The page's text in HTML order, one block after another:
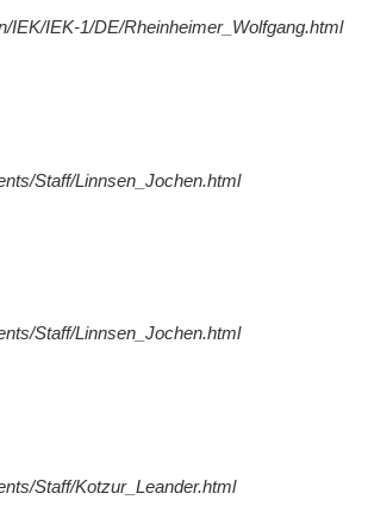
IEK-1/DE/Rheinheimer_Wolfgang.html
Staff/Linnsen_Jochen.html
Staff/Linnsen_Jochen.html
Staff/Kotzur_Leander.html